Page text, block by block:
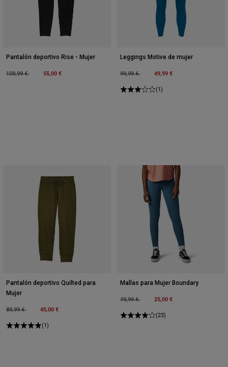
Pantalón deportivo Rise - Mujer
Price reduced from
109,99 €to 55,00 €
Leggings Motive de mujer
Price reduced from
99,99 €to 49,99 €
(1)
Pantalón deportivo Quilted para
Mujer
Price reduced from
89,99 €to 45,00 €
(1)
Mallas para Mujer Boundary
Price reduced from
49,99 €to 25,00 €
(23)